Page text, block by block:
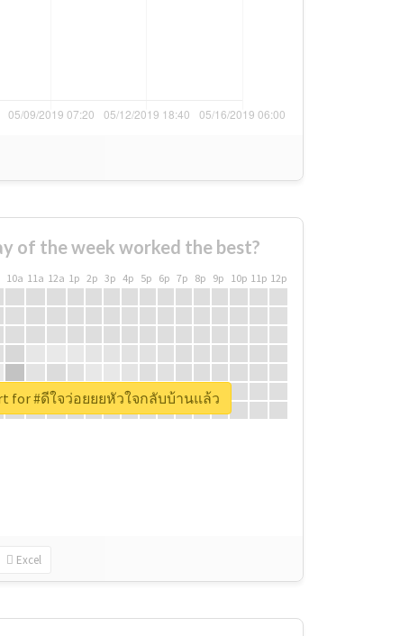
of the week worked the best?
10a 11a 12a 1p 2p 3p 4p 5p 6p 7p 8p 9p 10p 11p 12p
Excel
for #ดีใจว่อยยยหัวใจกลับบ้านแล้ว